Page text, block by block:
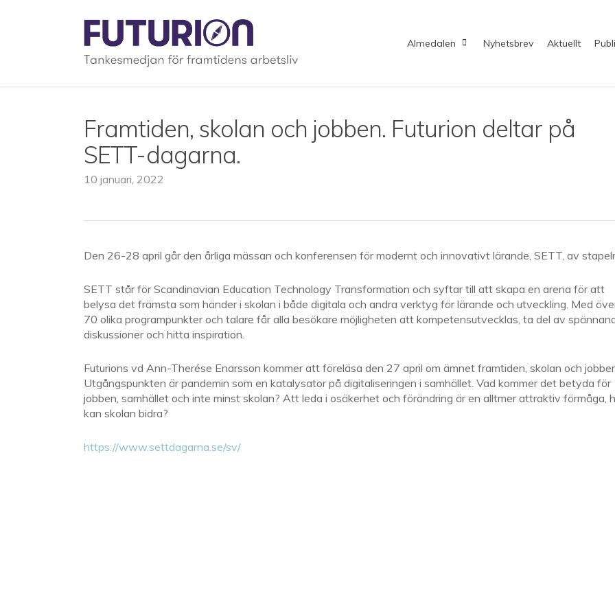
Almedalen Nyhetsbrev Aktuellt
Framtiden, skolan och jobben. Futurion deltar på
SETT-dagarna.
10 januari, 2022
Den 26-28 april går den årliga mässan och konferensen för modernt och innovativt lärande, SETT, av
SETT står för Scandinavian Education Technology Transformation och syftar till att skapa en arena för att
belysa det främsta som händer i skolan i både digitala och andra verktyg för lärande och utveckling. Med
70 olika programpunkter och talare får alla besökare möjligheten att kompetensutvecklas, ta del av
diskussioner och hitta inspiration.
Futurions vd Ann-Therése Enarsson kommer att föreläsa den 27 april om ämnet framtiden, skolan och
Utgångspunkten är pandemin som en katalysator på digitaliseringen i samhället. Vad kommer det betyda för
jobben, samhället och inte minst skolan? Att leda i osäkerhet och förändring är en alltmer attraktiv förmåga,
kan skolan bidra?
https://www.settdagarna.se/sv/